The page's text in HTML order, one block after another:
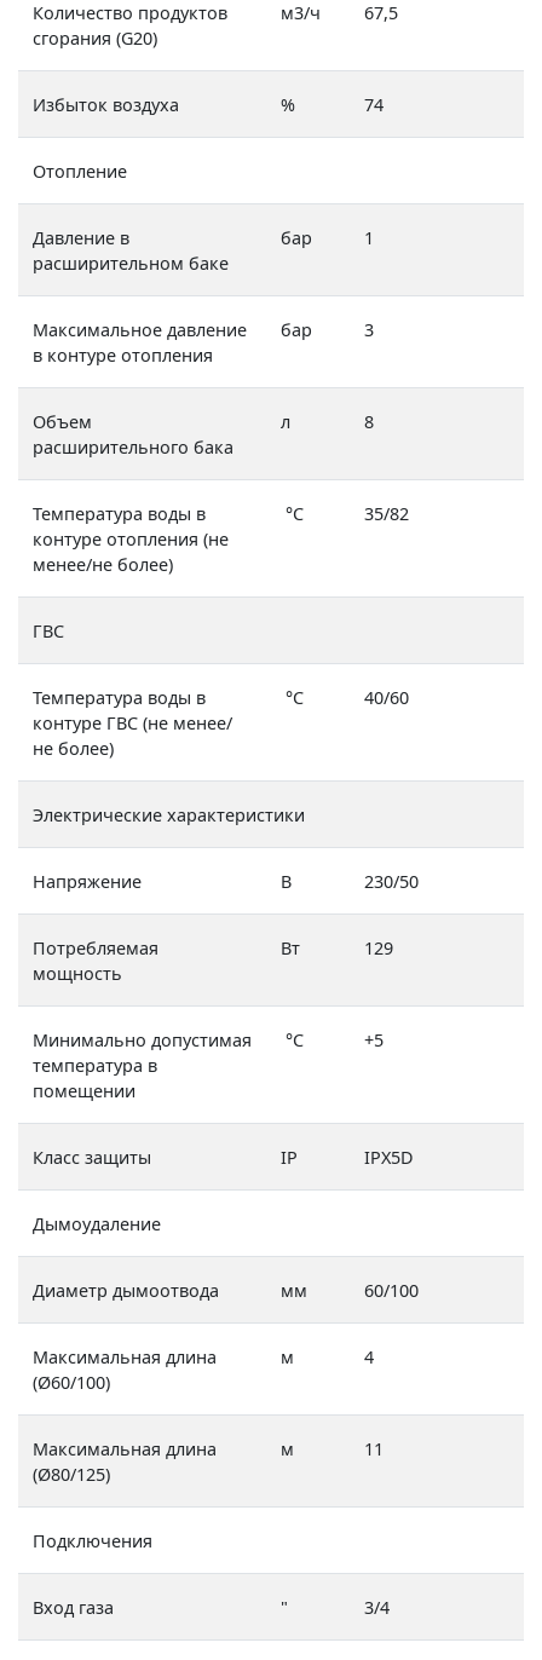
Количество продуктов
сгорания (G20)
м3/ч 67,5
Избыток воздуха % 74
Отопление
Давление в
расширительном баке
бар 1
Максимальное давление
в контуре отопления
бар 3
Объем
расширительного бака
л 8
Температура воды в
контуре отопления (не
менее/не более)
°C 35/82
ГВС
Температура воды в
контуре ГВС (не менее/
не более)
°C 40/60
Электрические характеристики
Напряжение В 230/50
Потребляемая
мощность
Вт 129
Минимально допустимая
температура в
помещении
°C +5
Класс защиты IP IPX5D
Дымоудаление
Диаметр дымоотвода мм 60/100
Максимальная длина
(Ø60/100)
м 4
Максимальная длина
(Ø80/125)
м 11
Подключения
Вход газа " 3/4